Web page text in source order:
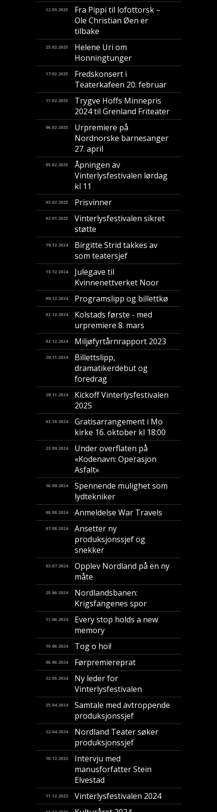
12.03.2025
Fra Pippi til lofottorsk –
Ole Christian Øen er
tilbake
25.02.2025
Helene Uri om
Honningtunger
17.02.2025
Fredskonsert i
Teaterkafeen 20. februar
11.02.2025
Trygve Hoffs Minnepris
2024 til Grenland Friteater
06.02.2025
Urpremiere på
Nordnorske barnesanger
27. april
05.02.2025
Åpningen av
Vinterlysfestivalen lørdag
kl 11
03.02.2025 Prisvinner
02.01.2025
Vinterlysfestivalen sikret
støtte
19.12.2024
Birgitte Strid takkes av
som teatersjef
13.12.2024
Julegave til
Kvinnenettverket Noor
09.12.2024 Programslipp og billettkø
02.12.2024
Kolstads første - med
urpremiere 8. mars
02.12.2024 Miljøfyrtårnrapport 2023
29.11.2024
Billettslipp,
dramatikerdebut og
foredrag
29.11.2024
Kickoff Vinterlysfestivalen
2025
02.10.2024
Gratisarrangement i Mo
kirke 16. oktober kl 18:00
23.09.2024
Under overflaten på
«Kodenavn: Operasjon
Asfalt»
16.09.2024
Spennende mulighet som
lydtekniker
08.08.2024 Anmeldelse War Travels
07.08.2024
Ansetter ny
produksjonssjef og
snekker
03.07.2024
Opplev Nordland på en ny
måte
25.06.2024
Nordlandsbanen:
Krigsfangenes spor
11.06.2024
Every stop holds a new
memory
10.06.2024 Tog o hoi!
06.06.2024 Førpremiereprat
22.05.2024
Ny leder for
Vinterlysfestivalen
25.04.2024
Samtale med avtroppende
produksjonssjef
22.04.2024
Nordland Teater søker
produksjonssjef
18.12.2023
Intervju med
manusforfatter Stein
Elvestad
11.12.2023 Vinterlysfestivalen 2024